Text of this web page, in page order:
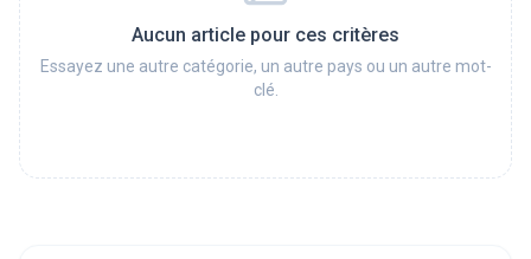
Aucun article pour ces critères
Essayez une autre catégorie, un autre pays ou un autre mot-
clé.